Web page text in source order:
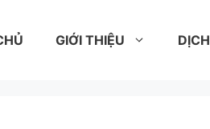
GIỚI THIỆU